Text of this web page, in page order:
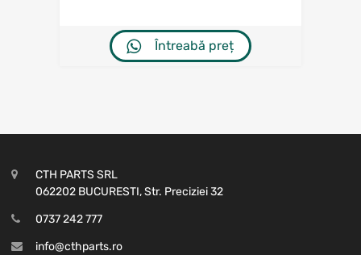
Întreabă preț
CTH PARTS SRL
062202 BUCURESTI, Str. Preciziei 32
0737 242 777
info@cthparts.ro